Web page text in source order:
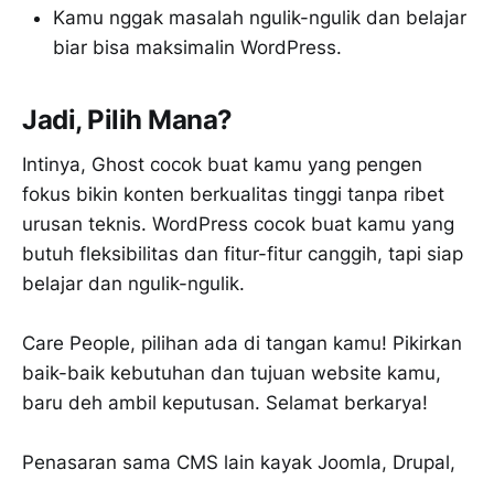
Kamu nggak masalah ngulik-ngulik dan belajar
biar bisa maksimalin WordPress.
Jadi, Pilih Mana?
Intinya, Ghost cocok buat kamu yang pengen
fokus bikin konten berkualitas tinggi tanpa ribet
urusan teknis. WordPress cocok buat kamu yang
butuh fleksibilitas dan fitur-fitur canggih, tapi siap
belajar dan ngulik-ngulik.
Care People, pilihan ada di tangan kamu! Pikirkan
baik-baik kebutuhan dan tujuan website kamu,
baru deh ambil keputusan. Selamat berkarya!
Penasaran sama CMS lain kayak Joomla, Drupal,